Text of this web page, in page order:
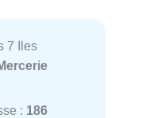
7 Iles
: 186